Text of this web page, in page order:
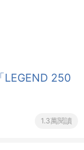
LEGEND 250
1.3萬閱讀